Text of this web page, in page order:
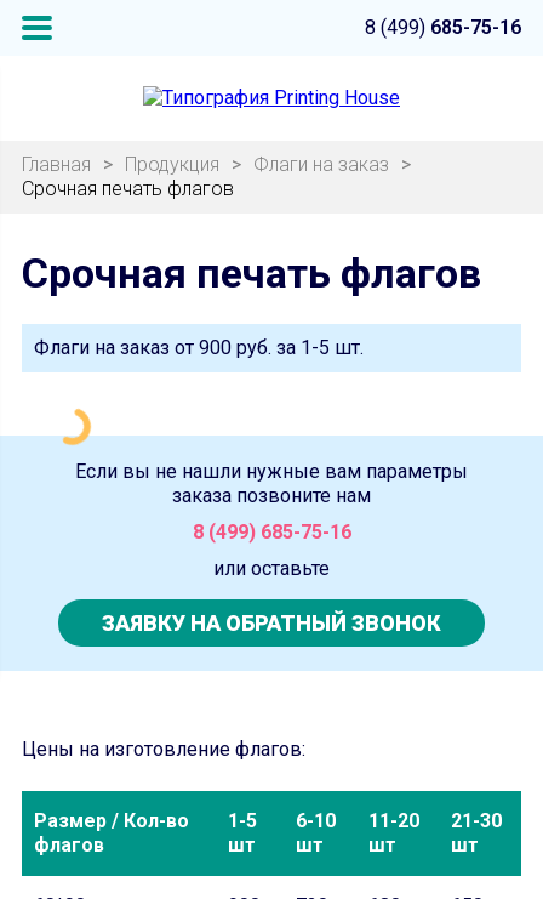
8 (499) 685-75-16
Главная > Продукция > Флаги на заказ
>
Срочная печать флагов
Срочная печать флагов
Флаги на заказ от 900 руб. за 1-5 шт.
Если вы не нашли нужные вам параметры
заказа позвоните нам
8 (499) 685-75-16
или оставьте
ЗАЯВКУ НА ОБРАТНЫЙ ЗВОНОК
Цены на изготовление флагов:
Размер / Кол-во
флагов
1-5
шт
6-10
шт
11-20
шт
21-30
шт